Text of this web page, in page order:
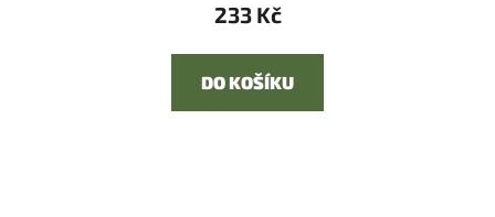
233 Kč
DO KOŠÍKU